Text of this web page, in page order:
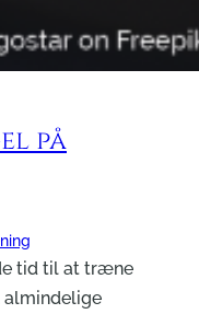
på
tid til at træne
almindelige